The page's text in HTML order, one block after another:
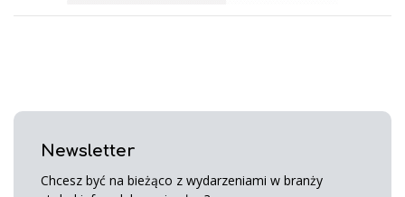
Newsletter
Chcesz być na bieżąco z wydarzeniami w branży